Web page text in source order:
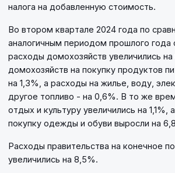
налога на добавленную стоимость.
Во втором квартале 2024 года по
аналогичным периодом прошлого года
расходы домохозяйств увеличились
домохозяйств на покупку продуктов
на 1,3%, а расходы на жилье, воду,
другое топливо - на 0,6%. В то же
отдых и культуру увеличились на 1,1%,
покупку одежды и обуви выросли на
Расходы правительства на конечное
увеличились на 8,5%.